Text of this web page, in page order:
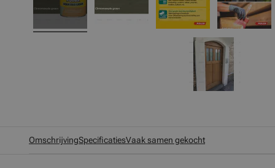
OmschrijvingSpecificatiesVaak samen gekocht